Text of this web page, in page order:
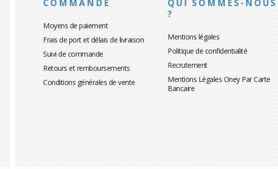
COMMANDE
Moyens de paiement
Frais de port et délais de livraison
Suivi de commande
Retours et remboursements
Conditions générales de vente
QUI SOMMES-NOUS
?
Mentions légales
Politique de confidentialité
Recrutement
Mentions Légales Oney Par Carte
Bancaire